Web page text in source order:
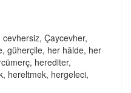
Çaycevher,
güherçile, her hâlde, her
herediter,
hereltmek, hergeleci,